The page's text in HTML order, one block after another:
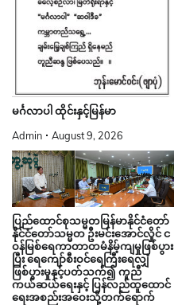
မင်္ဂလာပါ ထိုင်းနှင့်မြန်မာ
Admin August 9, 2026
ပြည်ထောင်စုသမ္မတမြန်မာနိုင်ငံတော်
နိုင်ငံတော်သမ္မတ ဦးမင်းအောင်လှိုင် င
ဝန်မြစ်ရေကာတာတမံနိမ့်ကျမှုဖြစ်ပွား
ပြီး ရေကျော်စီးဝင်ရေကြီးရေလျှံ
ဖြစ်ပွားမှုနှင့်ပတ်သက်၍ ကူညီ
ကယ်ဆယ်ရေးနှင့် ပြန်လည်ထူထောင်
ရေးအစည်းအဝေးသို့တက်ရောက်